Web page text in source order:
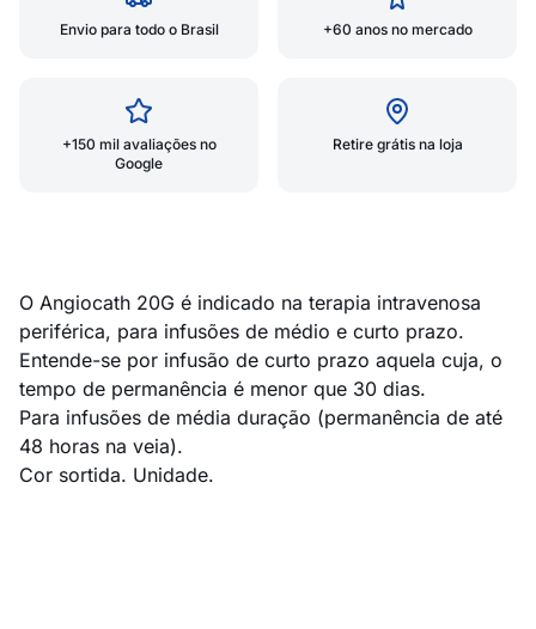
Envio para todo o Brasil +60 anos no mercado
+150 mil avaliações no
Google
Retire grátis na loja
O Angiocath 20G é indicado na terapia intravenosa
periférica, para infusões de médio e curto prazo.
Entende-se por infusão de curto prazo aquela cuja, o
tempo de permanência é menor que 30 dias.
Para infusões de média duração (permanência de até
48 horas na veia).
Cor sortida. Unidade.